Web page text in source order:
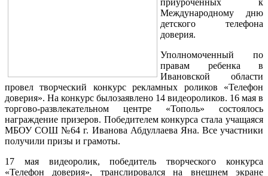
приуроченных к
Международному дню
детского телефона
доверия.
Уполномоченный по
правам ребенка в
Ивановской области
провел творческий конкурс рекламных роликов «Телефон
доверия». На конкурс былозаявлено 14 видеороликов. 16 мая в
торгово-развлекательном центре «Тополь» состоялось
награждение призеров. Победителем конкурса стала учащаяся
МБОУ СОШ №64 г. Иванова Абдуллаева Яна. Все участники
получили призы и грамоты.
17 мая видеоролик, победитель творческого конкурса
«Телефон доверия», транслировался на внешнем экране